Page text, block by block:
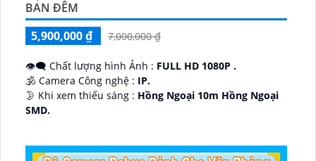
BAN ĐÊM
5,900,000 ₫
7,000,000 ₫
👁️‍🗨 Chất lượng hình Ảnh : FULL HD 1080P .
🕉️ Camera Công nghệ : IP.
🌛 Khi xem thiếu sáng : Hồng Ngoại 10m Hồng Ngoại
SMD.